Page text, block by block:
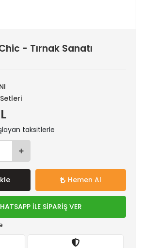
- Tırnak Sanatı
taksitlerle
Hemen Al
İLE SİPARİŞ VER